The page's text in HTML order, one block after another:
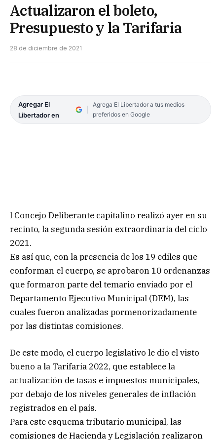
Actualizaron el boleto,
Presupuesto y la Tarifaria
28 de diciembre de 2021
Agregar El
Libertador en
Agrega El Libertador a tus medios
preferidos en Google
l Concejo Deliberante capitalino realizó ayer en su
recinto, la segunda sesión extraordinaria del ciclo
2021.
Es así que, con la presencia de los 19 ediles que
conforman el cuerpo, se aprobaron 10 ordenanzas
que formaron parte del temario enviado por el
Departamento Ejecutivo Municipal (DEM), las
cuales fueron analizadas pormenorizadamente
por las distintas comisiones.
De este modo, el cuerpo legislativo le dio el visto
bueno a la Tarifaria 2022, que establece la
actualización de tasas e impuestos municipales,
por debajo de los niveles generales de inflación
registrados en el país.
Para este esquema tributario municipal, las
comisiones de Hacienda y Legislación realizaron